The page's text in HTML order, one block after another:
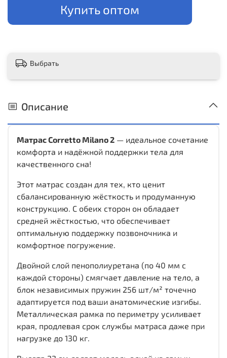
Купить оптом
Выбрать
Описание
Матрас Corretto Milano 2 — идеальное сочетание
комфорта и надёжной поддержки тела для
качественного сна!
Этот матрас создан для тех, кто ценит
сбалансированную жёсткость и продуманную
конструкцию. С обеих сторон он обладает
средней жёсткостью, что обеспечивает
оптимальную поддержку позвоночника и
комфортное погружение.
Двойной слой пенополиуретана (по 40 мм с
каждой стороны) смягчает давление на тело, а
блок независимых пружин 256 шт/м² точечно
адаптируется под ваши анатомические изгибы.
Металлическая рамка по периметру усиливает
края, продлевая срок службы матраса даже при
нагрузке до 130 кг.